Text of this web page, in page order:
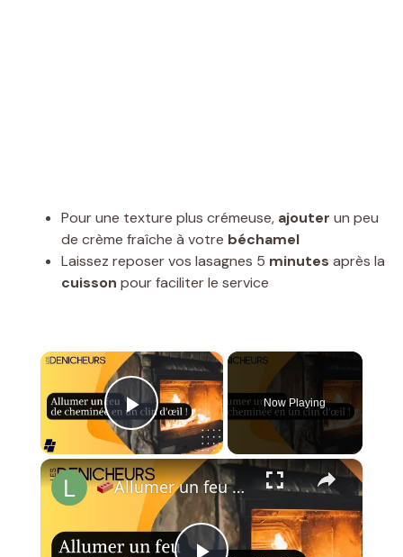
Pour une texture plus crémeuse, ajouter un peu
de crème fraîche à votre béchamel
Laissez reposer vos lasagnes 5 minutes après la
cuisson pour faciliter le service
×
Play Video
Now Playing
×
Allumer un feu de cheminée en un clin d'œil : découvrez notre astuce infaillible !